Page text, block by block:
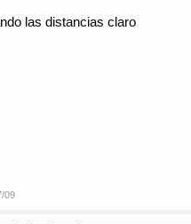
las distancias claro
09